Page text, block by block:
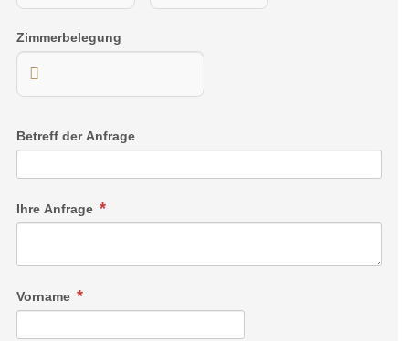
Zimmerbelegung
Betreff der Anfrage
Ihre Anfrage
Vorname